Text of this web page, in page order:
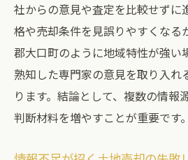
社からの意見や査定を比較せずに
格や売却条件を見誤りやすくなる
郡大口町のように地域特性が強い
熟知した専門家の意見を取り入れ
ります。結論として、複数の情報
判断材料を増やすことが重要です。